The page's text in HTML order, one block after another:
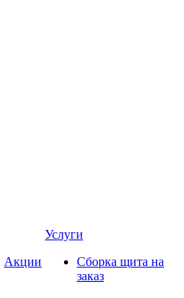
Акции
Услуги
Сборка щита на
заказ